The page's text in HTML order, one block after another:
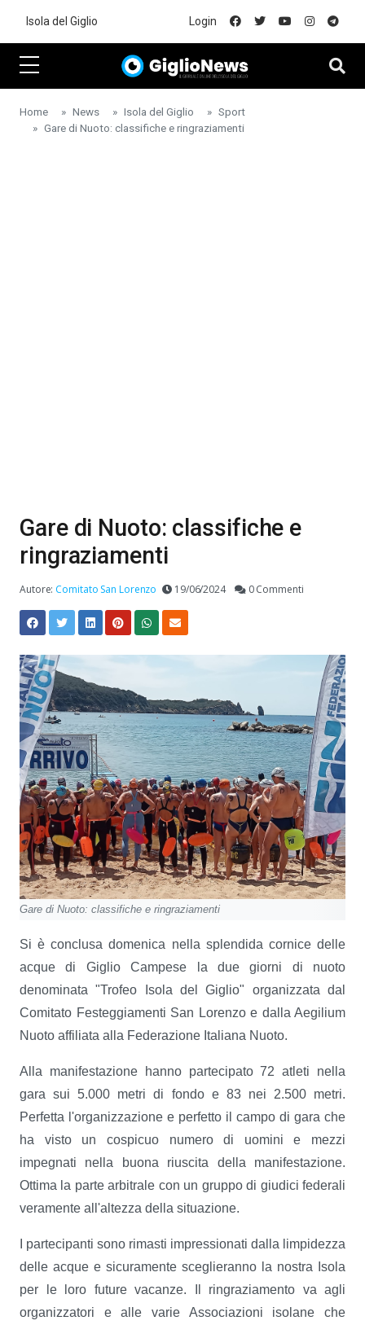
Isola del Giglio Login
Home News Isola del Giglio
Sport
Gare di Nuoto: classifiche e ringraziamenti
Gare di Nuoto: classifiche e
ringraziamenti
Autore: Comitato San Lorenzo 19/06/2024 0 Commenti
Gare di Nuoto: classifiche e ringraziamenti
Si è conclusa domenica nella splendida cornice delle
acque di Giglio Campese la due giorni di nuoto
denominata "Trofeo Isola del Giglio" organizzata dal
Comitato Festeggiamenti San Lorenzo e dalla Aegilium
Nuoto affiliata alla Federazione Italiana Nuoto.
Alla manifestazione hanno partecipato 72 atleti nella
gara sui 5.000 metri di fondo e 83 nei 2.500 metri.
Perfetta l'organizzazione e perfetto il campo di gara che
ha visto un cospicuo numero di uomini e mezzi
impegnati nella buona riuscita della manifestazione.
Ottima la parte arbitrale con un gruppo di giudici federali
veramente all'altezza della situazione.
I partecipanti sono rimasti impressionati dalla limpidezza
delle acque e sicuramente sceglieranno la nostra Isola
per le loro future vacanze. Il ringraziamento va agli
organizzatori e alle varie Associazioni isolane che